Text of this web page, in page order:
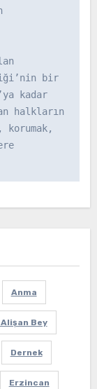
bir
kadar
halkların
Anma
Bey
Dernek
Erzincan